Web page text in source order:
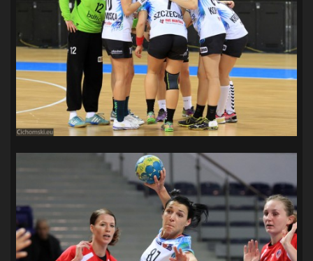
SANDRA SPA POGOŃ SZCZECIN(100) SIEDLECKA(63)
(110) SPR POGOŃ SZCZECIN(72)
SPÓJNIA STARGARD (35) STOCZNIA SZCZECIN(40)
SUPERLIGA KOBIET (58) SUPERLIGA MĘŻCZYZN(92)
TAURON LIGA KOBIET (106) TENIS (26) TREFL SOPOT(26)
WYGRANA(43) ZAGŁĘBIE LUBIN(36) ŚLĄSK WROCŁAW
ŚWIT SKOLWIN (111)
STAT4U